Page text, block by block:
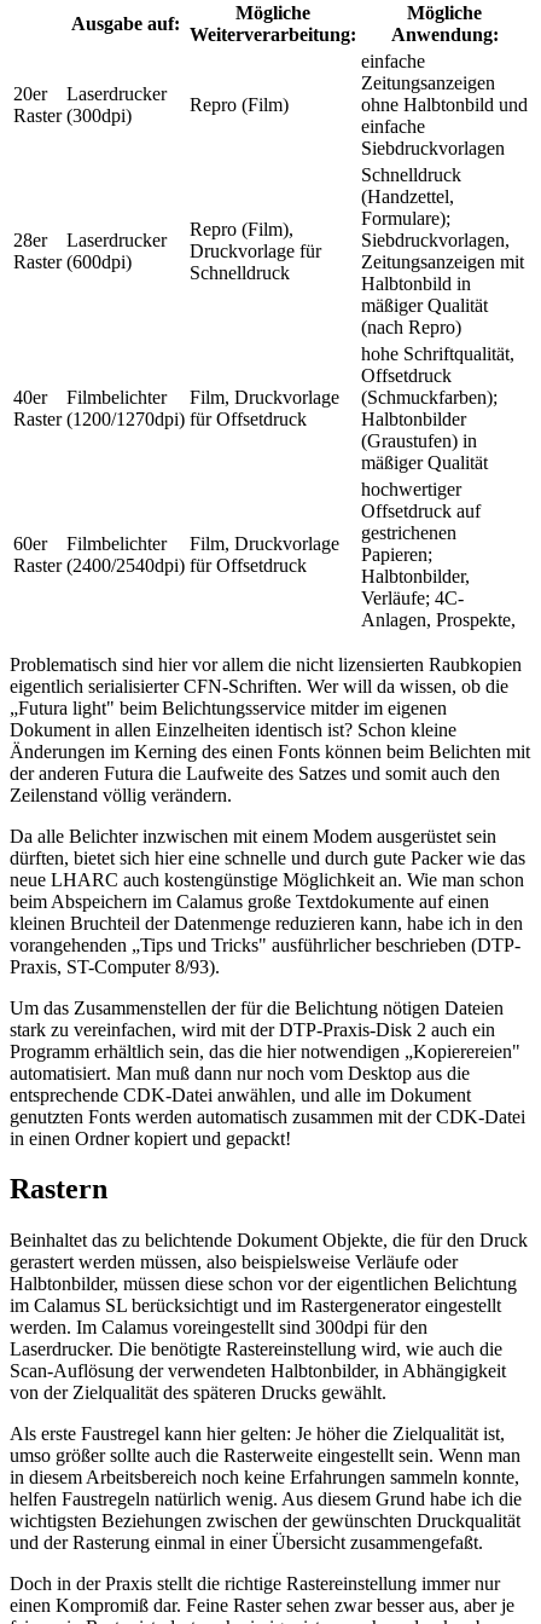
Ausgabe auf:
Mögliche
Weiterverarbeitung:
Mögliche
Anwendung:
20er
Raster
Laserdrucker
(300dpi)
Repro (Film)
einfache
Zeitungsanzeigen
ohne Halbtonbild und
einfache
Siebdruckvorlagen
28er
Raster
Laserdrucker
(600dpi)
Repro (Film),
Druckvorlage für
Schnelldruck
Schnelldruck
(Handzettel,
Formulare);
Siebdruckvorlagen,
Zeitungsanzeigen mit
Halbtonbild in
mäßiger Qualität
(nach Repro)
40er
Raster
Filmbelichter
(1200/1270dpi)
Film, Druckvorlage
für Offsetdruck
hohe Schriftqualität,
Offsetdruck
(Schmuckfarben);
Halbtonbilder
(Graustufen) in
mäßiger Qualität
60er
Raster
Filmbelichter
(2400/2540dpi)
Film, Druckvorlage
für Offsetdruck
hochwertiger
Offsetdruck auf
gestrichenen
Papieren;
Halbtonbilder,
Verläufe; 4C-
Anlagen, Prospekte,
Problematisch sind hier vor allem die nicht lizensierten Raubkopien
eigentlich serialisierter CFN-Schriften. Wer will da wissen, ob die
„Futura light" beim Belichtungsservice mitder im eigenen
Dokument in allen Einzelheiten identisch ist? Schon kleine
Änderungen im Kerning des einen Fonts können beim Belichten mit
der anderen Futura die Laufweite des Satzes und somit auch den
Zeilenstand völlig verändern.
Da alle Belichter inzwischen mit einem Modem ausgerüstet sein
dürften, bietet sich hier eine schnelle und durch gute Packer wie das
neue LHARC auch kostengünstige Möglichkeit an. Wie man schon
beim Abspeichern im Calamus große Textdokumente auf einen
kleinen Bruchteil der Datenmenge reduzieren kann, habe ich in den
vorangehenden „Tips und Tricks" ausführlicher beschrieben (DTP-
Praxis, ST-Computer 8/93).
Um das Zusammenstellen der für die Belichtung nötigen Dateien
stark zu vereinfachen, wird mit der DTP-Praxis-Disk 2 auch ein
Programm erhältlich sein, das die hier notwendigen „Kopierereien"
automatisiert. Man muß dann nur noch vom Desktop aus die
entsprechende CDK-Datei anwählen, und alle im Dokument
genutzten Fonts werden automatisch zusammen mit der CDK-Datei
in einen Ordner kopiert und gepackt!
Rastern
Beinhaltet das zu belichtende Dokument Objekte, die für den Druck
gerastert werden müssen, also beispielsweise Verläufe oder
Halbtonbilder, müssen diese schon vor der eigentlichen Belichtung
im Calamus SL berücksichtigt und im Rastergenerator eingestellt
werden. Im Calamus voreingestellt sind 300dpi für den
Laserdrucker. Die benötigte Rastereinstellung wird, wie auch die
Scan-Auflösung der verwendeten Halbtonbilder, in Abhängigkeit
von der Zielqualität des späteren Drucks gewählt.
Als erste Faustregel kann hier gelten: Je höher die Zielqualität ist,
umso größer sollte auch die Rasterweite eingestellt sein. Wenn man
in diesem Arbeitsbereich noch keine Erfahrungen sammeln konnte,
helfen Faustregeln natürlich wenig. Aus diesem Grund habe ich die
wichtigsten Beziehungen zwischen der gewünschten Druckqualität
und der Rasterung einmal in einer Übersicht zusammengefaßt.
Doch in der Praxis stellt die richtige Rastereinstellung immer nur
einen Kompromiß dar. Feine Raster sehen zwar besser aus, aber je